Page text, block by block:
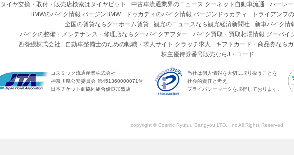
タイヤ交換・取付・販売店検索はタイヤピット
中古車流通業界のニュース グーネット自動車流通
ハーレ
BMWのバイク情報 バージンBMW
ドゥカティのバイク情報 バージンドゥカティ
トライアンフ
全国の賃貸ならグーホーム賃貸
観光のニュースなら観光経済新聞社
新車バイク情
バイクの整備・メンテナンス・修理店ならグーバイクアフター
バイク買取・買取相場情報 グーバイ
西養鰻株式会社
自動車整備士のための転職・求人サイト クラッチ求人 ギフトカード・商品券なら
株主優待券番号販売ならJ・コード
コスミック流通産業株式会社
神奈川県公安委員会 第451360000071号
日本チケット商協同組合優良加盟店
当社は個人情報を大切に取り扱うことを
社会的責任と考え
プライバシーマークを取得しております。
copyright © Cosmic Ryutuu Sangyou LTD., Inc All Rights Reserved.